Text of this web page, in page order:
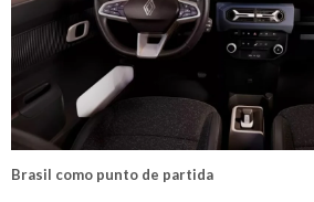
Brasil como punto de partida